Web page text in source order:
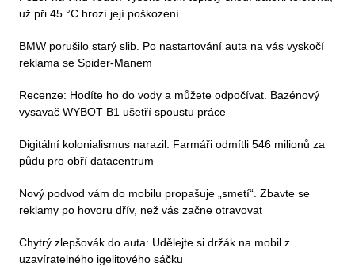
už při 45 °C hrozí její poškození
BMW porušilo starý slib. Po nastartování auta na vás vyskočí
reklama se Spider-Manem
Recenze: Hodíte ho do vody a můžete odpočívat. Bazénový
vysavač WYBOT B1 ušetří spoustu práce
Digitální kolonialismus narazil. Farmáři odmítli 546 milionů za
půdu pro obří datacentrum
Nový podvod vám do mobilu propašuje „smetí“. Zbavte se
reklamy po hovoru dřív, než vás začne otravovat
Chytrý zlepšovák do auta: Udělejte si držák na mobil z
uzavíratelného igelitového sáčku